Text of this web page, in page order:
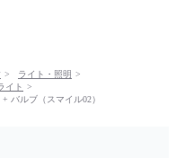
ライト・照明
イト
バルブ（スマイル02）